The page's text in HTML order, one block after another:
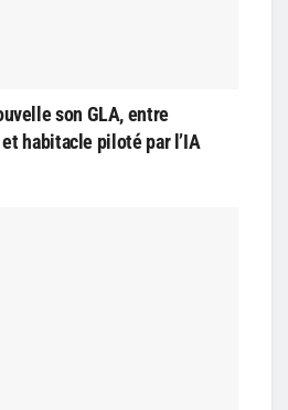
son GLA, entre
habitacle piloté par l’IA